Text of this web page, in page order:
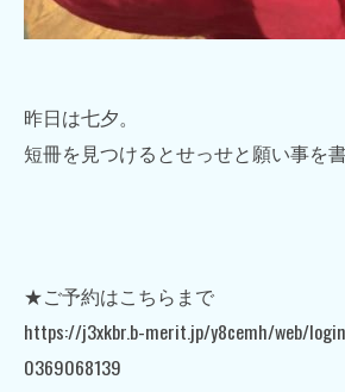
昨日は七夕。
短冊を見つけるとせっせと願い事を
★ご予約はこちらまで
https://j3xkbr.b-merit.jp/y8cemh/web/
0369068139